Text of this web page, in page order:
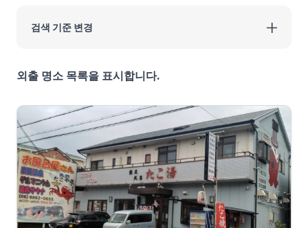
검색 기준 변경
외출 명소 목록을 표시합니다.